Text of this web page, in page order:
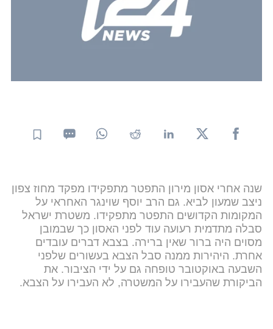
שנה אחרי אסון מירון התפטר מתפקידו מפקד מחוז צפון
ניצב שמעון לביא. גם הרב יוסף שוינגר האחראי על
המקומות הקדושים התפטר מתפקידו. משטרת ישראל
סבלה מתדמית רעועה עוד לפני האסון כך שבמובן
מסוים היה ברור שאין ברירה. בצבא דברים עובדים
אחרת. היהירות ממנה סבל הצבא בעשורים שלפני
השבעה באוקטובר טופחה גם על ידי הציבור. את
הביקורת שהעבירו על המשטרה, לא העבירו על הצבא.